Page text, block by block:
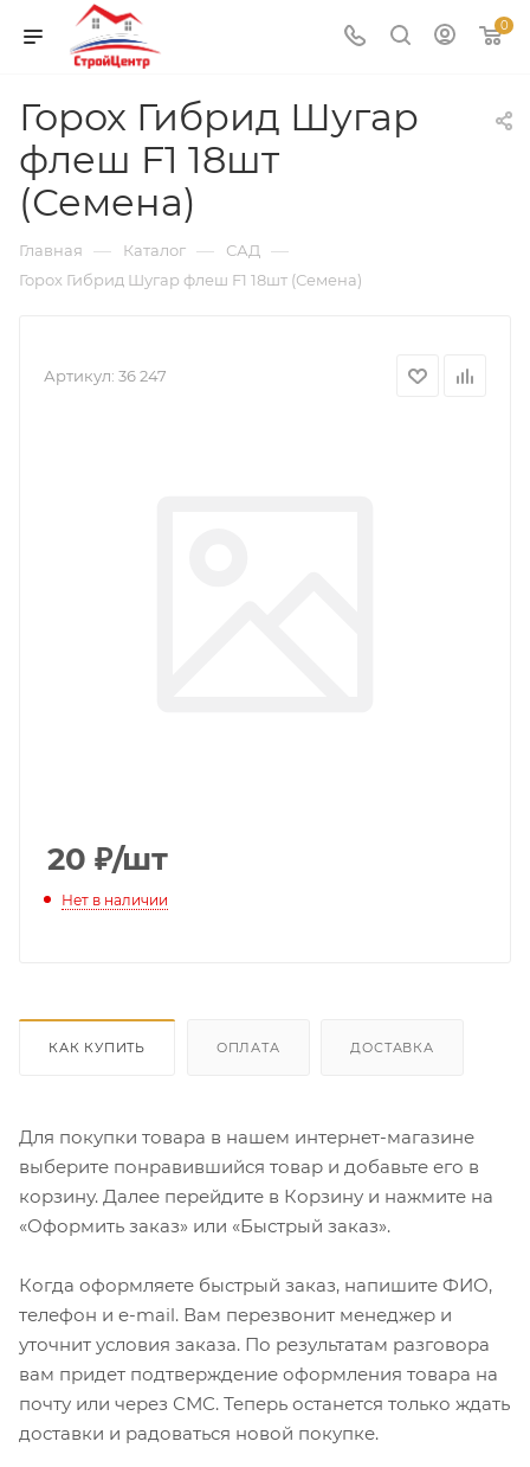
0
Горох Гибрид Шугар
флеш F1 18шт
(Семена)
Главная — Каталог — САД —
Горох Гибрид Шугар флеш F1 18шт (Семена)
Артикул: 36 247
20 ₽/шт
Нет в наличии
КАК КУПИТЬ ОПЛАТА ДОСТАВКА
Для покупки товара в нашем интернет-магазине
выберите понравившийся товар и добавьте его в
корзину. Далее перейдите в Корзину и нажмите на
«Оформить заказ» или «Быстрый заказ».
Когда оформляете быстрый заказ, напишите ФИО,
телефон и e-mail. Вам перезвонит менеджер и
уточнит условия заказа. По результатам разговора
вам придет подтверждение оформления товара на
почту или через СМС. Теперь останется только ждать
доставки и радоваться новой покупке.